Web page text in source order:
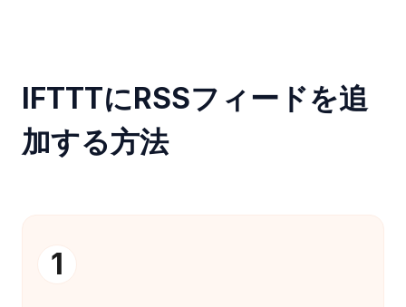
IFTTTにRSSフィードを追
加する方法
1